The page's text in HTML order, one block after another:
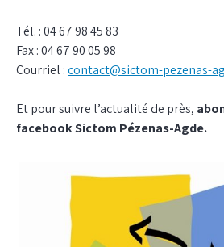
Tél. : 04 67 98 45 83
Fax : 04 67 90 05 98
Courriel :contact@sictom-pezenas-
Et pour suivre l’actualité de près,
facebook Sictom Pézenas-Agde.